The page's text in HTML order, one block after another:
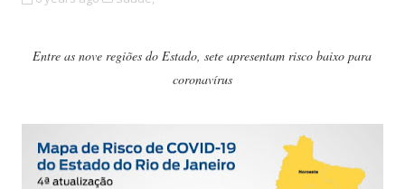
Entre as nove regiões do Estado, sete apresentam risco baixo para
coronavírus